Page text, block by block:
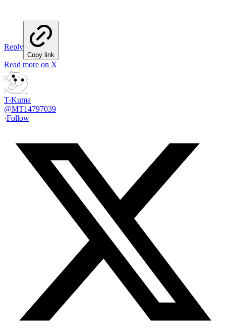
Reply
Copy link
Read more on X
T-Kuma
@MT14797039
·Follow